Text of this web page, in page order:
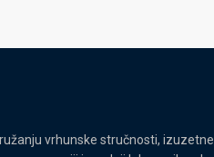
vrhunske stručnosti, izuzetne